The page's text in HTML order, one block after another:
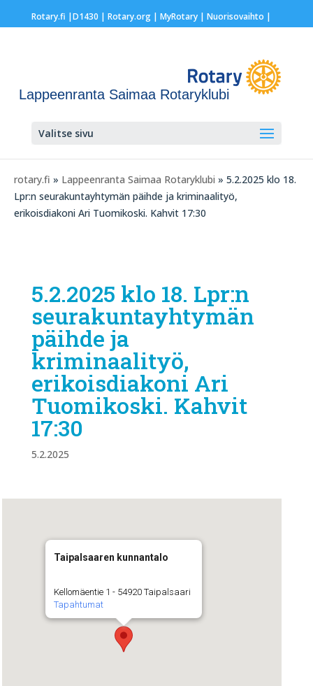
Rotary.fi |D1430 | Rotary.org| MyRotary | Nuorisovaihto |
Lappeenranta Saimaa Rotaryklubi
Valitse sivu
rotary.fi » Lappeenranta Saimaa Rotaryklubi » 5.2.2025 klo 18.
Lpr:n seurakuntayhtymän päihde ja kriminaalityö,
erikoisdiakoni Ari Tuomikoski. Kahvit 17:30
5.2.2025 klo 18. Lpr:n
seurakuntayhtymän
päihde ja
kriminaalityö,
erikoisdiakoni Ari
Tuomikoski. Kahvit
17:30
5.2.2025
Taipalsaaren kunnantalo
Kellomäentie 1 - 54920 Taipalsaari
Tapahtumat